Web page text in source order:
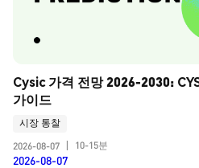
Cysic 가격 전망 2026-2030:
가이드
시장 통찰
2026-08-07
10-15분
2026-08-07